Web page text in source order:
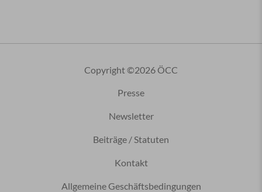
Copyright ©2026 ÖCC
Presse
Newsletter
Beiträge / Statuten
Kontakt
Allgemeine Geschäftsbedingungen